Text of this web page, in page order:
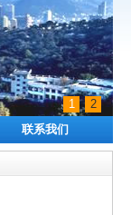
1
2
联系我们